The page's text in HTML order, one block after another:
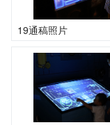
19通稿照片